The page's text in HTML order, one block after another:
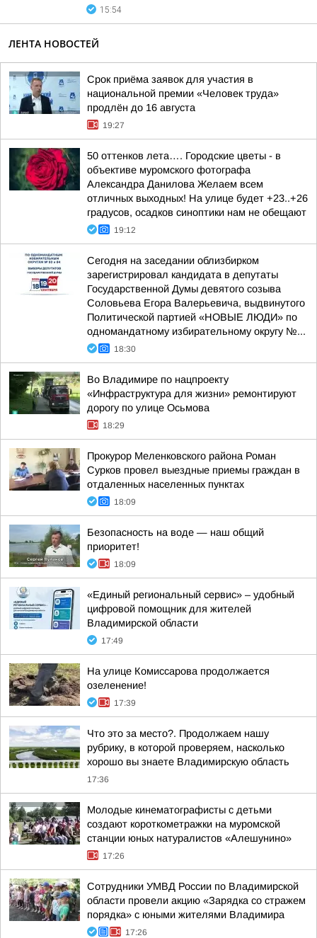
15:54
ЛЕНТА НОВОСТЕЙ
Срок приёма заявок для участия в
национальной премии «Человек труда»
продлён до 16 августа
19:27
50 оттенков лета…. Городские цветы - в
объективе муромского фотографа
Александра Данилова Желаем всем
отличных выходных! На улице будет +23..+26
градусов, осадков синоптики нам не обещают
19:12
Сегодня на заседании облизбирком
зарегистрировал кандидата в депутаты
Государственной Думы девятого созыва
Соловьева Егора Валерьевича, выдвинутого
Политической партией «НОВЫЕ ЛЮДИ» по
одномандатному избирательному округу №...
18:30
Во Владимире по нацпроекту
«Инфраструктура для жизни» ремонтируют
дорогу по улице Осьмова
18:29
Прокурор Меленковского района Роман
Сурков провел выездные приемы граждан в
отдаленных населенных пунктах
18:09
Безопасность на воде — наш общий
приоритет!
18:09
«Единый региональный сервис» – удобный
цифровой помощник для жителей
Владимирской области
17:49
На улице Комиссарова продолжается
озеленение!
17:39
Что это за место?. Продолжаем нашу
рубрику, в которой проверяем, насколько
хорошо вы знаете Владимирскую область
17:36
Молодые кинематографисты с детьми
создают короткометражки на муромской
станции юных натуралистов «Алешунино»
17:26
Сотрудники УМВД России по Владимирской
области провели акцию «Зарядка со стражем
порядка» с юными жителями Владимира
17:26